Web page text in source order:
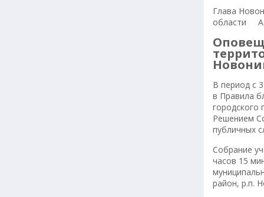
Глава
области
В период с
в Правила
городского
Решением
публичных
Собрание
часов 15
район, р.п.